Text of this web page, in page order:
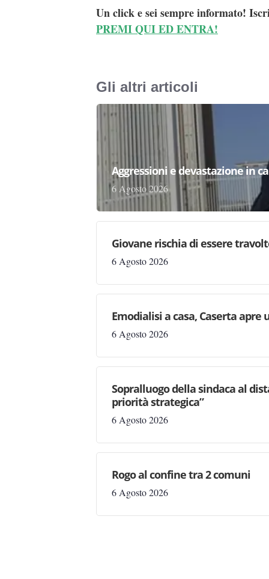
Un click e sei sempre informato!
PREMI QUI ED ENTRA!
Gli altri articoli
Aggressioni e devastazione in
6 Agosto 2026
Giovane rischia di essere
6 Agosto 2026
Emodialisi a casa, Caserta apre
6 Agosto 2026
Sopralluogo della sindaca al
priorità strategica”
6 Agosto 2026
Rogo al confine tra 2 comuni
6 Agosto 2026